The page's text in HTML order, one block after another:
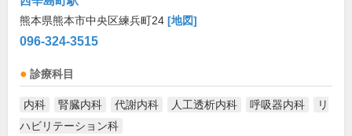
熊本県熊本市中央区練兵町24 [地図]
096-324-3515
診療科目
内科 腎臓内科 代謝内科 人工透析内科 呼吸器内科
リ
ハビリテーション科